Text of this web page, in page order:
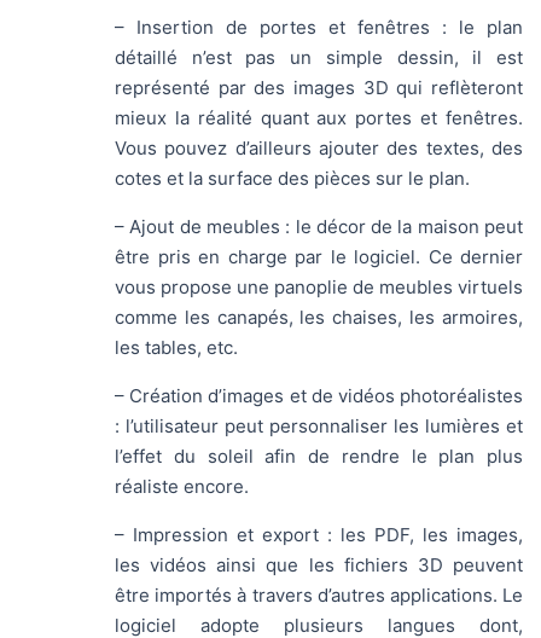
– Insertion de portes et fenêtres : le plan
détaillé n’est pas un simple dessin, il est
représenté par des images 3D qui reflèteront
mieux la réalité quant aux portes et fenêtres.
Vous pouvez d’ailleurs ajouter des textes, des
cotes et la surface des pièces sur le plan.
– Ajout de meubles : le décor de la maison peut
être pris en charge par le logiciel. Ce dernier
vous propose une panoplie de meubles virtuels
comme les canapés, les chaises, les armoires,
les tables, etc.
– Création d’images et de vidéos photoréalistes
: l’utilisateur peut personnaliser les lumières et
l’effet du soleil afin de rendre le plan plus
réaliste encore.
– Impression et export : les PDF, les images,
les vidéos ainsi que les fichiers 3D peuvent
être importés à travers d’autres applications. Le
logiciel adopte plusieurs langues dont,